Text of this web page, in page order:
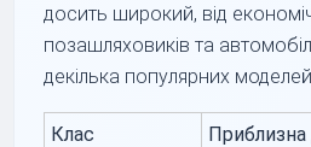
досить широкий, від
позашляховиків та
декілька популярних
Клас
Приблизна